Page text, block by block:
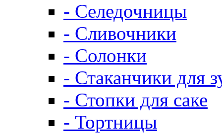
- Селедочницы
- Сливочники
- Солонки
- Стаканчики для
- Стопки для саке
- Тортницы